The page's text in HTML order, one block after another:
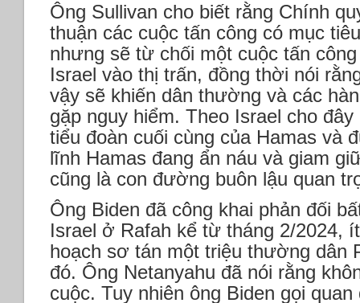
Ông Sullivan cho biết rằng Chính
thuận các cuộc tấn công có mục
nhưng sẽ từ chối một cuộc tấn
Israel vào thị trấn, đồng thời nói
vậy sẽ khiến dân thường và các
gặp nguy hiểm. Theo Israel cho
tiểu đoàn cuối cùng của Hamas và
lĩnh Hamas đang ẩn náu và giam
cũng là con đường buôn lậu quan
Ông Biden đã công khai phản đối
Israel ở Rafah kể từ tháng 2/2024,
hoạch sơ tán một triệu thường dân
đó. Ông Netanyahu đã nói rằng
cuộc. Tuy nhiên ông Biden gọi